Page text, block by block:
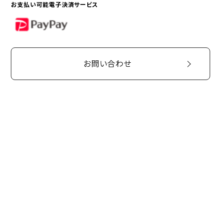
お支払い可能電子決済サービス
PayPay
お問い合わせ